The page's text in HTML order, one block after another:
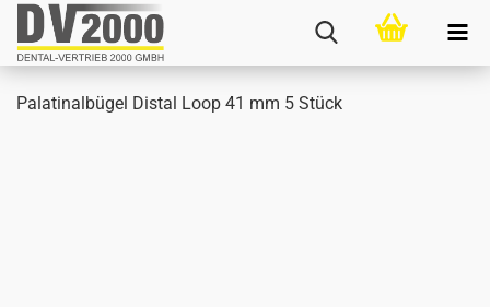
Pa­la­ti­nal­bü­gel Di­stal Loop 41 mm 5 Stück